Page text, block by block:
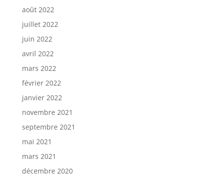
août 2022
juillet 2022
juin 2022
avril 2022
mars 2022
février 2022
janvier 2022
novembre 2021
septembre 2021
mai 2021
mars 2021
décembre 2020